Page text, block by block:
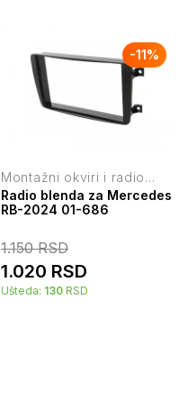
-11%
Montažni okviri i radio
blende
Radio blenda za Mercedes
RB-2024 01-686
1.150RSD
1.020 RSD
Ušteda: 130 RSD